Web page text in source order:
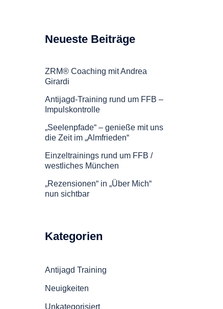
Neueste Beiträge
ZRM® Coaching mit Andrea
Girardi
Antijagd-Training rund um FFB –
Impulskontrolle
„Seelenpfade“ – genieße mit uns
die Zeit im „Almfrieden“
Einzeltrainings rund um FFB /
westliches München
„Rezensionen“ in „Über Mich“
nun sichtbar
Kategorien
Antijagd Training
Neuigkeiten
Unkategorisiert